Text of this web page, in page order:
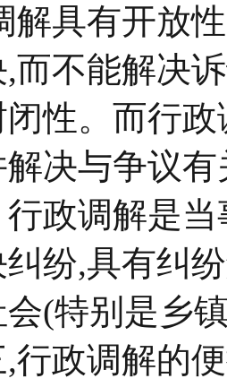
解具有开放
而不能解决
性。而行
决与争议
政调解是
纷,具有纠
(特别是乡
行政调解的